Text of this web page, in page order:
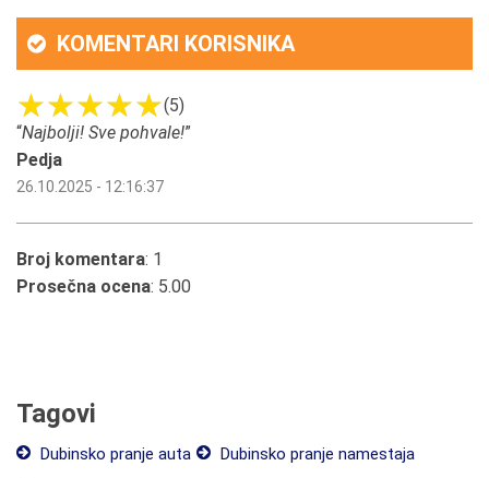
KOMENTARI KORISNIKA
(5)
“Najbolji! Sve pohvale!”
Pedja
26.10.2025 - 12:16:37
Broj komentara: 1
Prosečna ocena: 5.00
Tagovi
Dubinsko pranje auta
Dubinsko pranje namestaja